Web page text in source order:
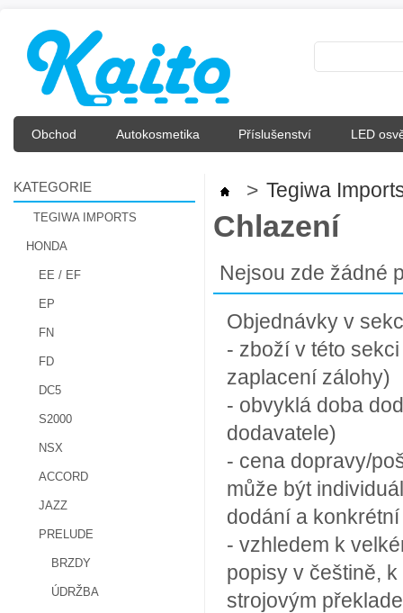
Obchod Autokosmetika Příslušenství LED
KATEGORIE
TEGIWA IMPORTS
HONDA
EE / EF
EP
FN
FD
DC5
S2000
NSX
ACCORD
JAZZ
PRELUDE
BRZDY
ÚDRŽBA
> Tegiwa
Chlazení
Nejsou zde žádné
Objednávky v
- zboží v této
zaplacení zálohy)
- obvyklá doba
dodavatele)
- cena dopravy/
může být
dodání a
- vzhledem k
popisy v češtině,
strojovým